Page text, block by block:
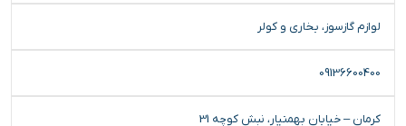
لوازم گازسوز، بخاری و کولر
09136600400
کرمان – خیابان بهمنیار، نبش کوچه 31